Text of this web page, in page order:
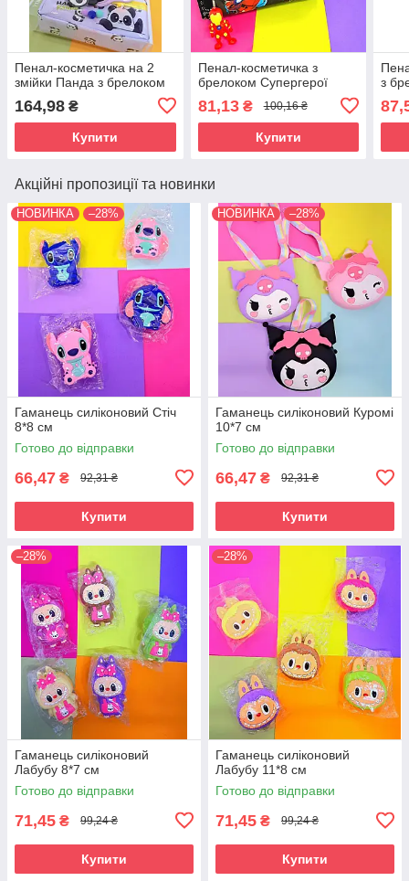
Пенал-косметичка на 2
змійки Панда з брелоком
164,98 ₴
Купити
Пенал-косметичка з
брелоком Супергерої
81,13₴ 100,16 ₴
Купити
з
Акційні пропозиції та новинки
НОВИНКА –28%
Гаманець силіконовий Стіч
8*8 см
Готово до відправки
66,47 ₴ 92,31 ₴
Купити
НОВИНКА –28%
Гаманець силіконовий Куромі
10*7 см
Готово до відправки
66,47 ₴ 92,31 ₴
Купити
–28%
Гаманець силіконовий
Лабубу 8*7 см
Готово до відправки
71,45 ₴ 99,24 ₴
Купити
–28%
Гаманець силіконовий
Лабубу 11*8 см
Готово до відправки
71,45 ₴ 99,24 ₴
Купити